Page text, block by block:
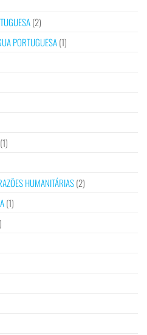
(2)
PORTUGUESA(1)
(1)
HUMANITÁRIAS(2)
(1)